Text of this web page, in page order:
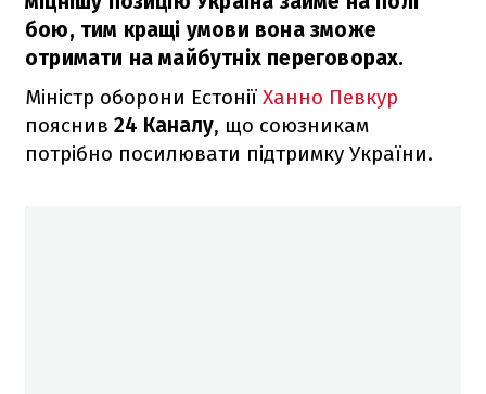
бою, тим кращі умови вона зможе
отримати на майбутніх переговорах.
Міністр оборони Естонії Ханно Певкур
пояснив 24 Каналу, що союзникам
потрібно посилювати підтримку України.